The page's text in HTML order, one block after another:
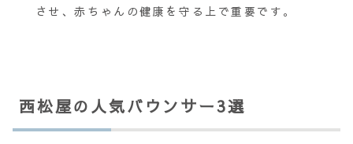
させ、赤ちゃんの健康を守る上で重要です。
西松屋の人気バウンサー3選